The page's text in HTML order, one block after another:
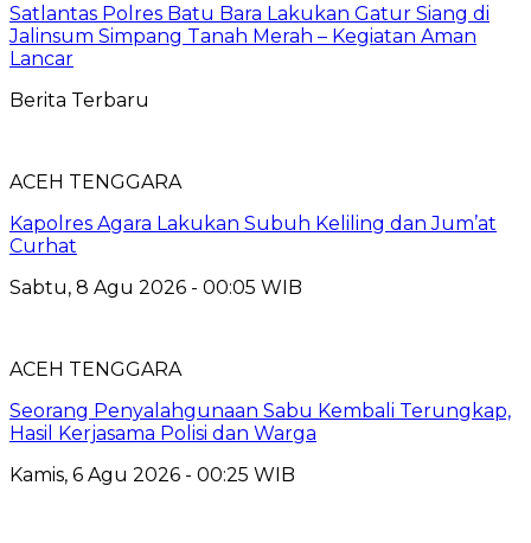
Satlantas Polres Batu Bara Lakukan Gatur Siang di
Jalinsum Simpang Tanah Merah – Kegiatan Aman
Lancar
Berita Terbaru
ACEH TENGGARA
Kapolres Agara Lakukan Subuh Keliling dan Jum’at
Curhat
Sabtu, 8 Agu 2026 - 00:05 WIB
ACEH TENGGARA
Seorang Penyalahgunaan Sabu Kembali Terungkap,
Hasil Kerjasama Polisi dan Warga
Kamis, 6 Agu 2026 - 00:25 WIB